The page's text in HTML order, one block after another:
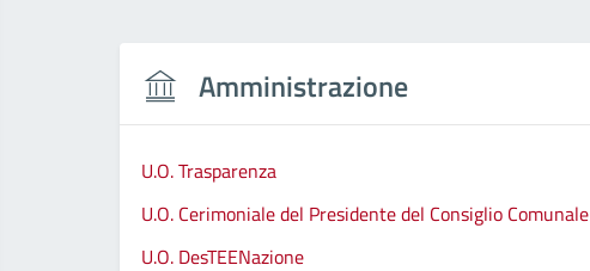
Amministrazione
U.O. Trasparenza
U.O. Cerimoniale del Presidente del Consiglio Comunale
U.O. DesTEENazione